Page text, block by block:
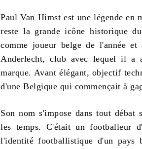
Paul Van Himst est une légende en
reste la grande icône historique
comme joueur belge de l'année
Anderlecht, club avec lequel il a
marque. Avant élégant, objectif
d'une Belgique qui commençait à
Son nom s'impose dans tout
les temps. C'était un footballeur
l'identité footballistique d'un pays